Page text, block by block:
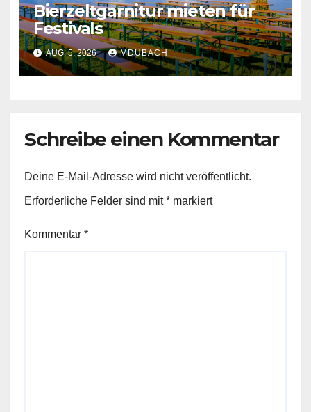
Bierzeltgarnitur mieten für
Festivals
AUG. 5, 2026 MDUBACH
Schreibe einen Kommentar
Deine E-Mail-Adresse wird nicht veröffentlicht.
Erforderliche Felder sind mit* markiert
Kommentar *